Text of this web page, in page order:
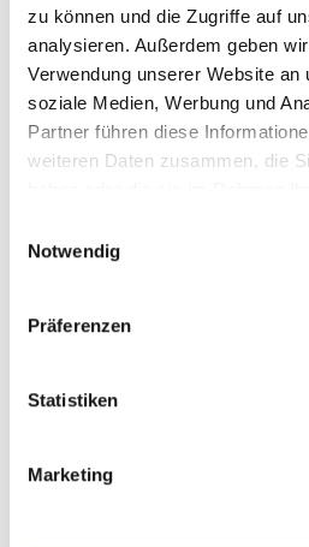
zu können und die Zugriffe auf
analysieren. Außerdem geben
Verwendung unserer Website an
soziale Medien, Werbung und
Partner führen diese
weiteren Daten zusammen, die
Notwendig
Präferenzen
Statistiken
Marketing
+
−